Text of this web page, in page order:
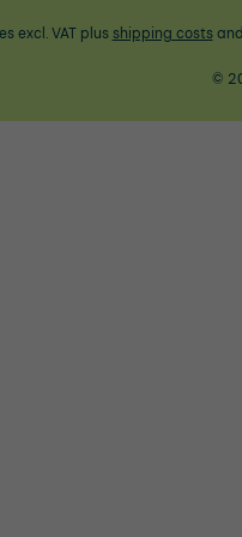
excl. VAT plus shipping costs
©